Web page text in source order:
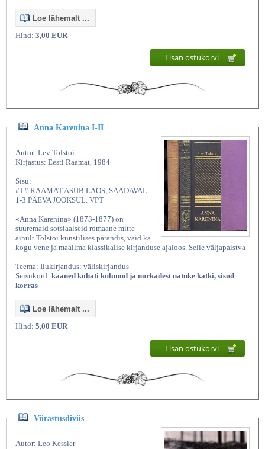
Loe lähemalt ...
Hind: 3,00 EUR
Lisan ostukorvi
Anna Karenina I-II
Autor: Lev Tolstoi
Kirjastus: Eesti Raamat, 1984
Sisu:
#T# RAAMAT ASUB LAOS, SAADAVAL
1-3 PÄEVA JOOKSUL. VPT
«Anna Karenina» (1873-1877) on
suuremaid sotsiaalseid romaane mitte
ainult Tolstoi kunstilises pärandis, vaid ka
kogu vene ja maailma klassikalise kirjanduse ajaloos. Selle väljapaistva
Teema: Ilukirjandus: väliskirjandus
Seisukord: kaaned kohati kulunud ja nurkadest natuke katki, sisud
korras
Loe lähemalt ...
Hind: 5,00 EUR
Lisan ostukorvi
Viirastusdiviis
Autor: Leo Kessler